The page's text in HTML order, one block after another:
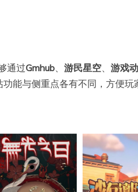
通过Gmhub 游民星空 游戏
能与侧重点各有不同，方便玩